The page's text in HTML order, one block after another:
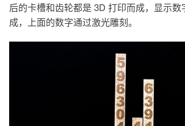
后的卡槽和齿轮都是 3D 打印而成，显示数
成，上面的数字通过激光雕刻。